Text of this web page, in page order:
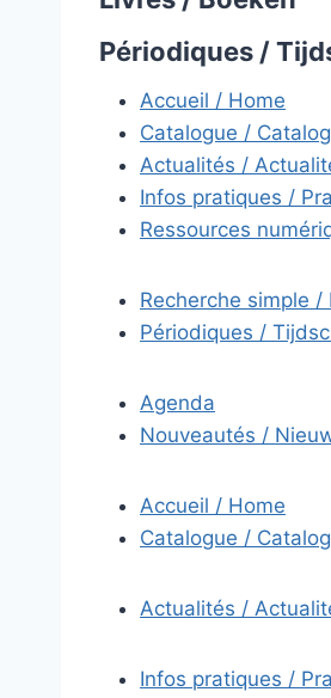
Périodiques /
Accueil / Home
Catalogue /
Actualités /
Infos pratiques /
Ressources
Recherche simple /
Périodiques /
Agenda
Nouveautés /
Accueil / Home
Catalogue /
Actualités /
Infos pratiques /